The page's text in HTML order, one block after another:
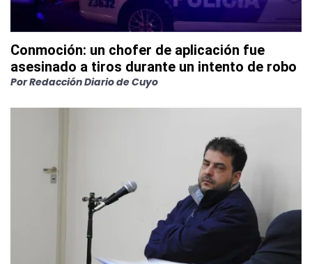
Conmoción: un chofer de aplicación fue
asesinado a tiros durante un intento de robo
PorRedacción Diario de Cuyo